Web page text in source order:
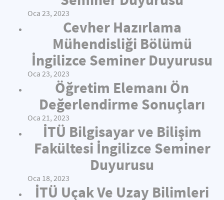
Oca 23, 2023
Cevher Hazırlama
Mühendisliği Bölümü
İngilizce Seminer Duyurusu
Oca 23, 2023
Öğretim Elemanı Ön
Değerlendirme Sonuçları
Oca 21, 2023
İTÜ Bilgisayar ve Bilişim
Fakültesi İngilizce Seminer
Duyurusu
Oca 18, 2023
İTÜ Uçak Ve Uzay Bilimleri